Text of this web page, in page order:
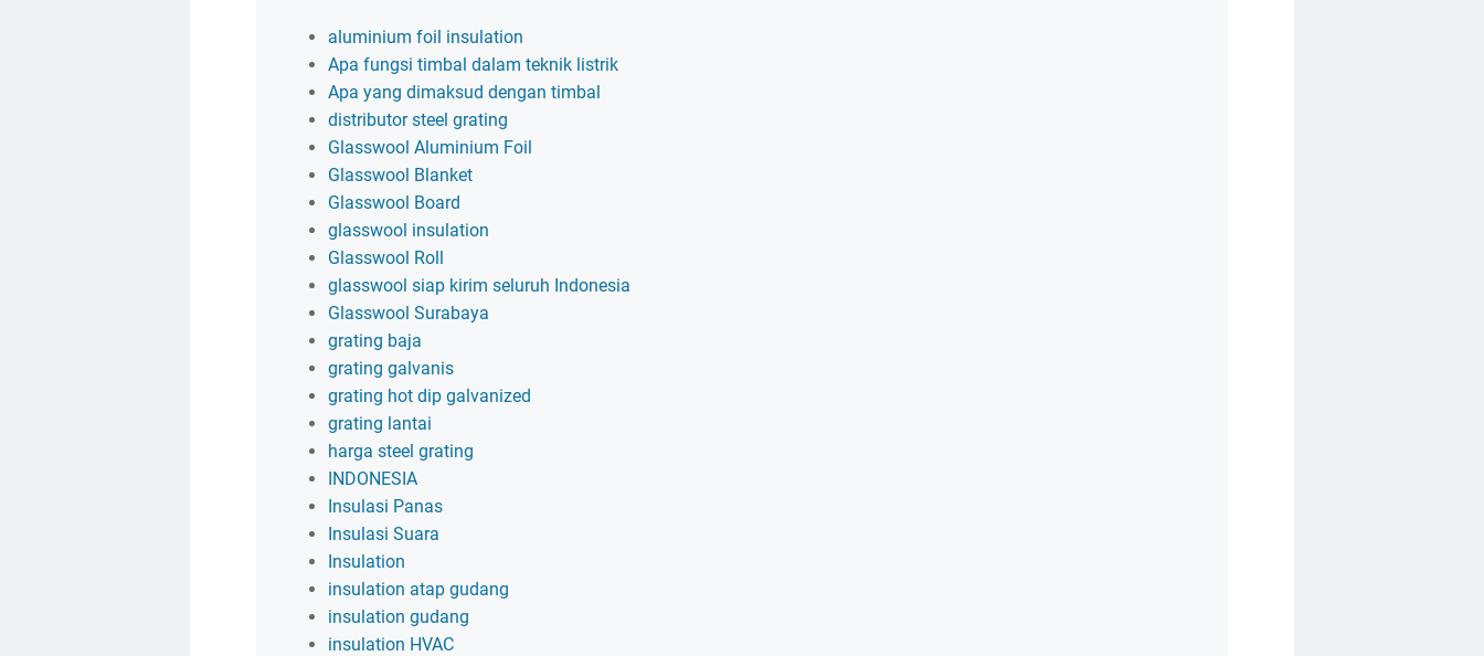
aluminium foil insulation
Apa fungsi timbal dalam teknik listrik
Apa yang dimaksud dengan timbal
distributor steel grating
Glasswool Aluminium Foil
Glasswool Blanket
Glasswool Board
glasswool insulation
Glasswool Roll
glasswool siap kirim seluruh Indonesia
Glasswool Surabaya
grating baja
grating galvanis
grating hot dip galvanized
grating lantai
harga steel grating
INDONESIA
Insulasi Panas
Insulasi Suara
Insulation
insulation atap gudang
insulation gudang
insulation HVAC